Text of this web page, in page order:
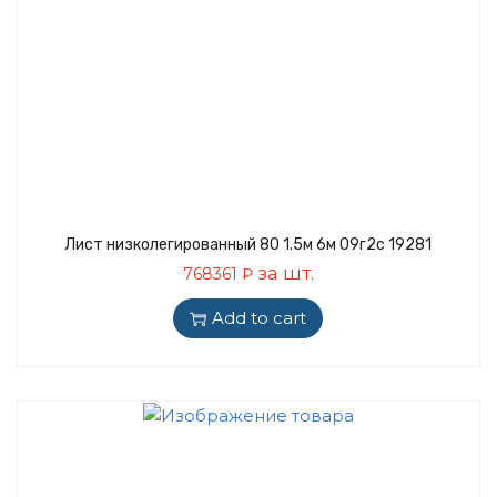
Лист низколегированный 80 1.5м 6м 09г2с 19281
768361 ₽за шт.
Add to cart